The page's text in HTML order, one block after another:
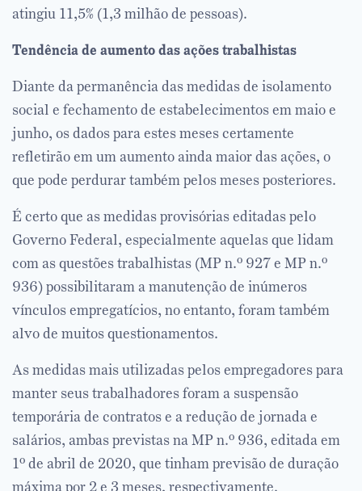
atingiu 11,5% (1,3 milhão de pessoas).
Tendência de aumento das ações trabalhistas
Diante da permanência das medidas de isolamento
social e fechamento de estabelecimentos em maio e
junho, os dados para estes meses certamente
refletirão em um aumento ainda maior das ações, o
que pode perdurar também pelos meses posteriores.
É certo que as medidas provisórias editadas pelo
Governo Federal, especialmente aquelas que lidam
com as questões trabalhistas (MP n.º 927 e MP n.º
936) possibilitaram a manutenção de inúmeros
vínculos empregatícios, no entanto, foram também
alvo de muitos questionamentos.
As medidas mais utilizadas pelos empregadores para
manter seus trabalhadores foram a suspensão
temporária de contratos e a redução de jornada e
salários, ambas previstas na MP n.º 936, editada em
1º de abril de 2020, que tinham previsão de duração
máxima por 2 e 3 meses, respectivamente.